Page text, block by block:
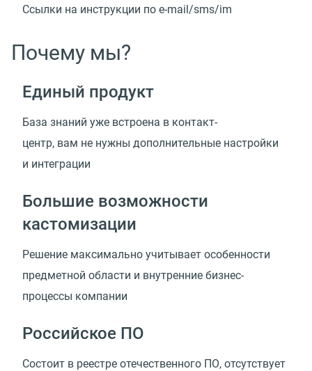
Ссылки на инструкции по e-mail/sms/im
Почему мы?
Единый продукт
База знаний уже встроена в контакт-
центр, вам не нужны дополнительные настройки
и интеграции
Большие возможности
кастомизации
Решение максимально учитывает особенности
предметной области и внутренние бизнес-
процессы компании
Российское ПО
Состоит в реестре отечественного ПО, отсутствует